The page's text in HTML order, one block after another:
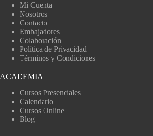
Mi Cuenta
Nosotros
Contacto
Embajadores
Colaboración
Política de Privacidad
Términos y Condiciones
ACADEMIA
Cursos Presenciales
Calendario
Cursos Online
Blog